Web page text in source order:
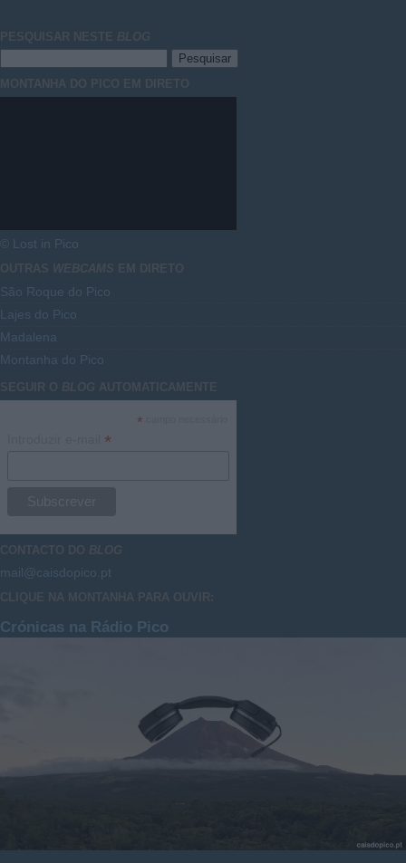
PESQUISAR NESTE BLOG
MONTANHA DO PICO EM DIRETO
© Lost in Pico
OUTRAS WEBCAMS EM DIRETO
São Roque do Pico
Lajes do Pico
Madalena
Montanha do Pico
SEGUIR O BLOG AUTOMATICAMENTE
*
*
CONTACTO DO BLOG
mail@caisdopico.pt
CLIQUE NA MONTANHA PARA OUVIR:
Crónicas na Rádio Pico